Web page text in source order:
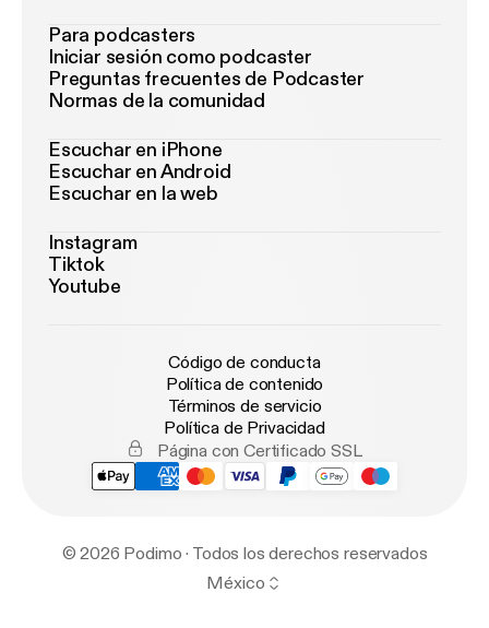
Para podcasters
Iniciar sesión como podcaster
Preguntas frecuentes de Podcaster
Normas de la comunidad
Escuchar en iPhone
Escuchar en Android
Escuchar en la web
Instagram
Tiktok
Youtube
Código de conducta
Política de contenido
Términos de servicio
Política de Privacidad
Página con Certificado SSL
© 2026 Podimo · Todos los derechos reservados
México